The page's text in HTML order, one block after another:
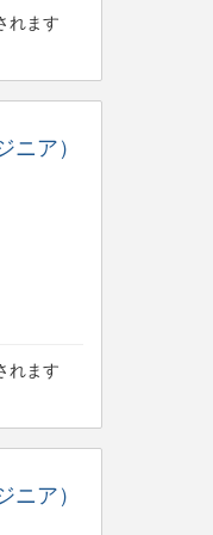
れます
ニア）
れます
ニア）